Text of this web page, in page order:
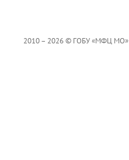
2010 – 2026 © ГОБУ «МФЦ МО»